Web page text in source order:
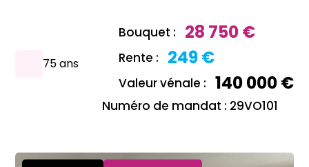
75 ans
Bouquet : 28 750 €
Rente : 249 €
Valeur vénale : 140 000 €
Numéro de mandat : 29VO101